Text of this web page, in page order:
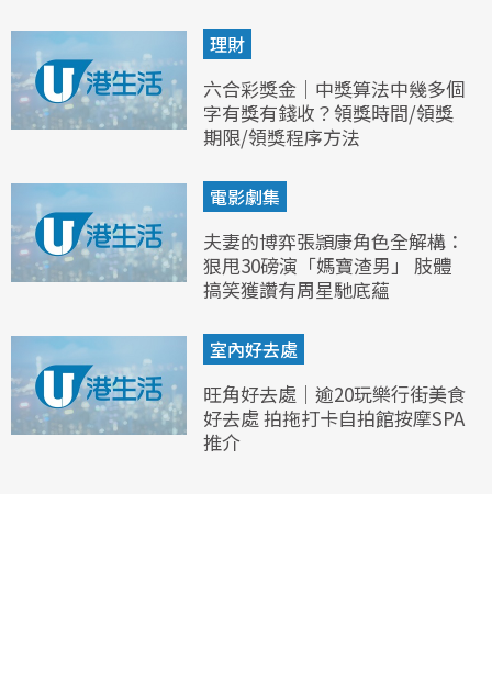
理財
六合彩獎金｜中獎算法中幾多個
字有獎有錢收？領獎時間/領獎
期限/領獎程序方法
電影劇集
夫妻的博弈張頴康角色全解構：
狠甩30磅演「媽寶渣男」 肢體
搞笑獲讚有周星馳底蘊
室內好去處
旺角好去處｜逾20玩樂行街美食
好去處 拍拖打卡自拍館按摩SPA
推介